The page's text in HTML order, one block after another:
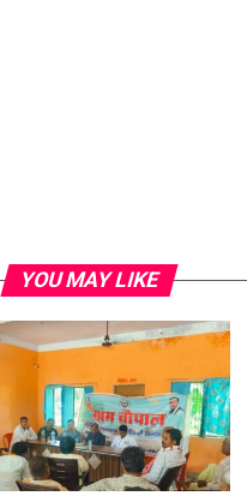
YOU MAY LIKE